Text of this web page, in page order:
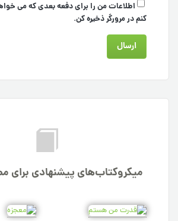
اطلاعات من را برای دفعه بعدی که می
کنم در مرورگر ذخیره کن.
میکروکتاب‌های پیشنهادی برای